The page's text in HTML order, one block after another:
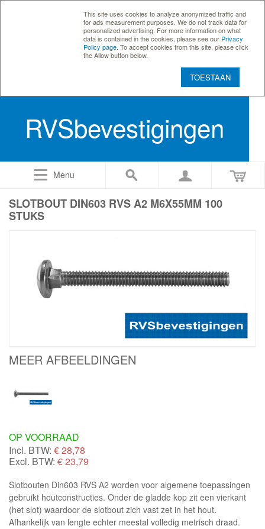
This site uses cookies to analyze anonymized traffic and
for ads measurement purposes. We do not track data for
personalized advertising. For more information on what
data is contained in the cookies, please see our Privacy
Policy page . To accept cookies from this site, please click
the Allow button below.
TOESTAAN
RVSbevestigingen
Menu
SLOTBOUT DIN603 RVS A2 M6X55MM 100
STUKS
MEER AFBEELDINGEN
OP VOORRAAD
Incl. BTW: €28,78
Excl. BTW: € 23,79
Slotbouten Din603 RVS A2 worden voor algemene toepassingen
gebruikt houtconstructies. Onder de gladde kop zit een vierkant
(het slot) waardoor de slotbout zich vast zet in het hout.
Afhankelijk van lengte echter meestal volledig metrisch draad.